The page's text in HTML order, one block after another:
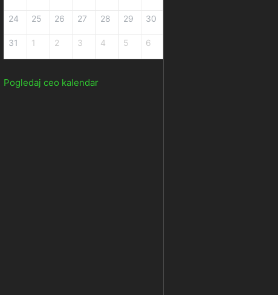
24 25 26 27 28 29 30
31 1 2 3 4 5 6
Pogledaj ceo kalendar